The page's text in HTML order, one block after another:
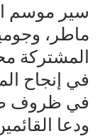
سير موسم
ماطر،
المشتركة
في إنجاح
في ظروف
ودعا